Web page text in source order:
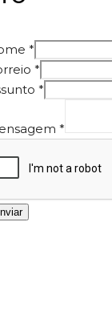
*
*
*
*